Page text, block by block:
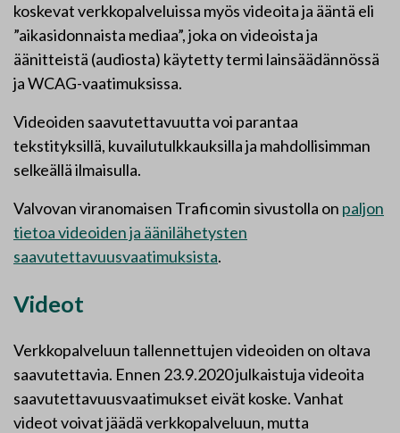
koskevat verkkopalveluissa myös videoita ja ääntä eli
”aikasidonnaista mediaa”, joka on videoista ja
äänitteistä (audiosta) käytetty termi lainsäädännössä
ja WCAG-vaatimuksissa.
Videoiden saavutettavuutta voi parantaa
tekstityksillä, kuvailutulkkauksilla ja mahdollisimman
selkeällä ilmaisulla.
Valvovan viranomaisen Traficomin sivustolla on paljon
tietoa videoiden ja äänilähetysten
saavutettavuusvaatimuksista.
Videot
Verkkopalveluun tallennettujen videoiden on oltava
saavutettavia. Ennen 23.9.2020 julkaistuja videoita
saavutettavuusvaatimukset eivät koske. Vanhat
videot voivat jäädä verkkopalveluun, mutta